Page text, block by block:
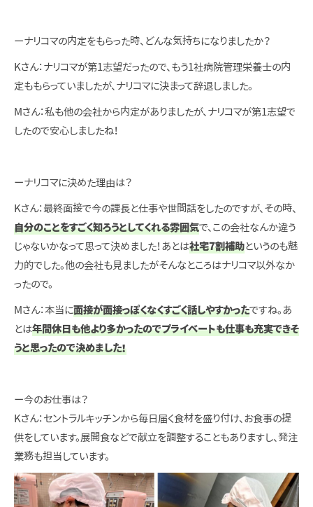
ーナリコマの内定をもらった時、どんな気持ちになりましたか？
Kさん：ナリコマが第1志望だったので、もう1社病院管理栄養士の内
定ももらっていましたが、ナリコマに決まって辞退しました。
Mさん：私も他の会社から内定がありましたが、ナリコマが第1志望で
したので安心しましたね！
ーナリコマに決めた理由は？
Kさん：最終面接で今の課長と仕事や世間話をしたのですが、その時、
自分のことをすごく知ろうとしてくれる雰囲気で、この会社なんか違う
じゃないかなって思って決めました！あとは社宅7割補助というのも魅
力的でした。他の会社も見ましたがそんなところはナリコマ以外なか
ったので。
Mさん：本当に面接が面接っぽくなくすごく話しやすかったですね。あ
とは年間休日も他より多かったのでプライベートも仕事も充実できそ
うと思ったので決めました！
ー今のお仕事は？
Kさん：セントラルキッチンから毎日届く食材を盛り付け、お食事の提
供をしています。展開食などで献立を調整することもありますし、発注
業務も担当しています。